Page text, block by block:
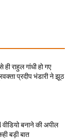
राहुल गांधी हो गए
प्रदीप भंडारी ने झूठ
बनाने की अपील
बड़ी बात